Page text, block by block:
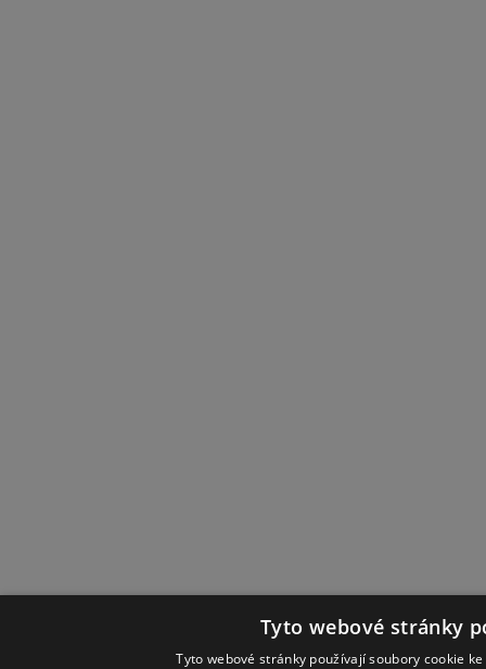
Tyto webové stránky
Tyto webové stránky používají soubory cookie